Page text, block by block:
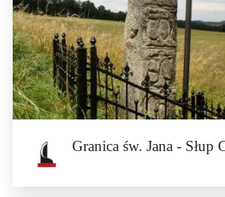
Gospodarstwo
Katarzyna
Henryków
Granica św. Jana - Słup